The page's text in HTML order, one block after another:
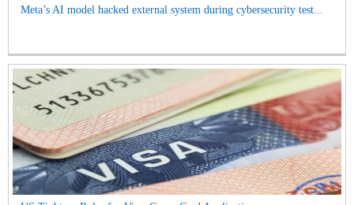
Meta’s AI model hacked external system during cybersecurity test...